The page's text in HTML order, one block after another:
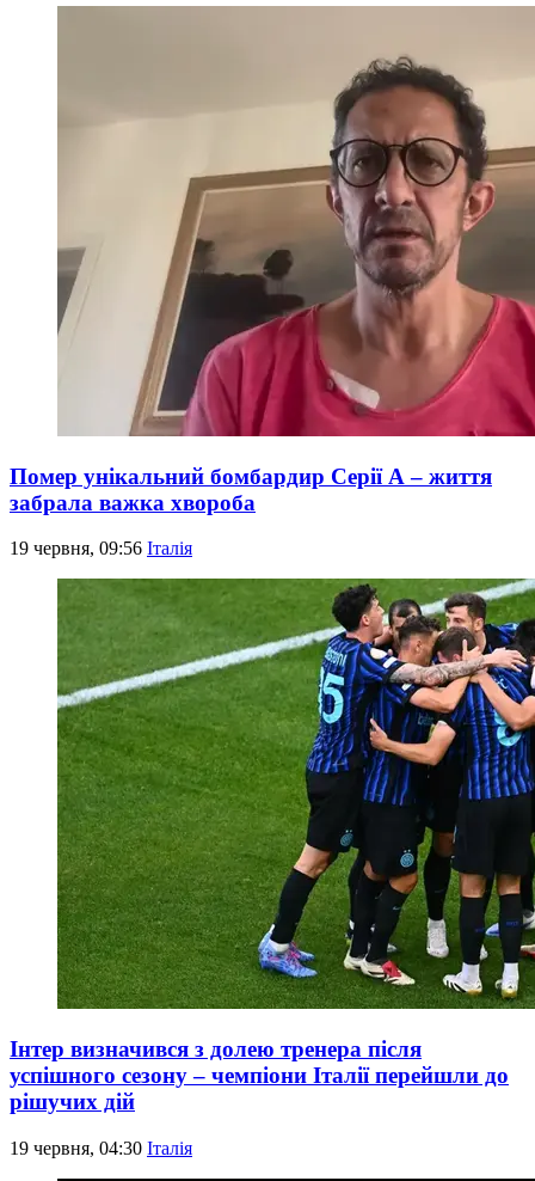
Помер унікальний бомбардир Серії А – життя
забрала важка хвороба
19 червня, 09:56 Італія
Інтер визначився з долею тренера після
успішного сезону – чемпіони Італії перейшли до
рішучих дій
19 червня, 04:30 Італія